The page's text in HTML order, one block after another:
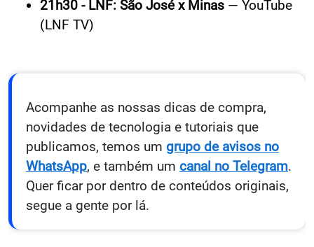
21h30 - LNF: São José x Minas — YouTube
(LNF TV)
Acompanhe as nossas dicas de compra,
novidades de tecnologia e tutoriais que
publicamos, temos um grupo de avisos no
WhatsApp, e também um canal no Telegram.
Quer ficar por dentro de conteúdos originais,
segue a gente por lá.